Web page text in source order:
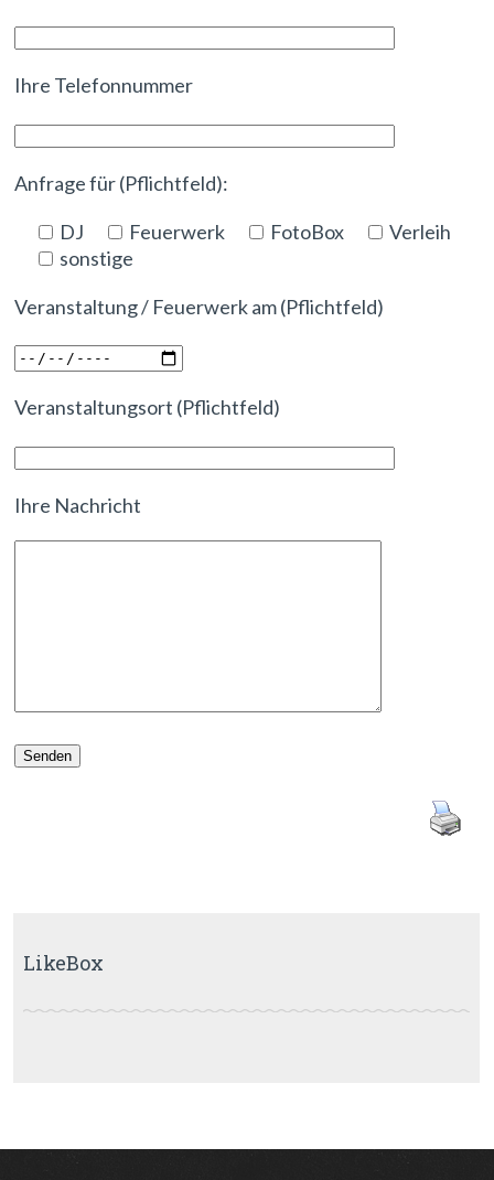
Ihre Telefonnummer
Anfrage für (Pflichtfeld):
DJ
Feuerwerk FotoBox
Verleih
sonstige
Veranstaltung / Feuerwerk am (Pflichtfeld)
Veranstaltungsort (Pflichtfeld)
Ihre Nachricht
LikeBox